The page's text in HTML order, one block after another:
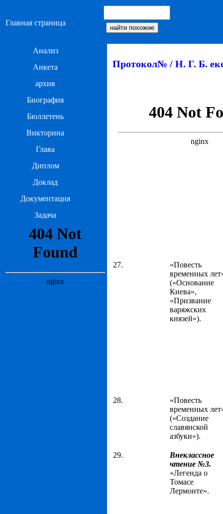
Главная страница
Анализ
Анкета
архив
Биография
Бюллетень
Викторина
Глава
Диплом
Доклад
Документация
Задача
Протокол№ / Н. Г. Б.
27.
«Повесть
временных
(«Основание
Киева»,
«Призвание
варяжских
князей»).
28.
«Повесть
временных
(«Создание
славянской
азбуки»).
29.
Внеклассное
чтение №3.
«Легенда о
Томасе
Лермонте».